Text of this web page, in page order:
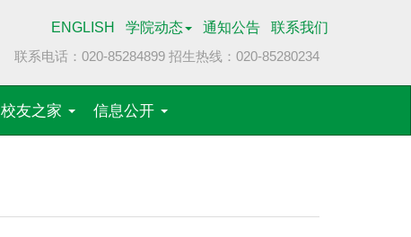
ENGLISH 学院动态 通知公告
联系我们
联系电话：020-85284899 招生热线：020-85280234
校友之家 信息公开